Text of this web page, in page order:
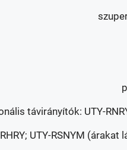
távirányítók: UTY-
UTY-RSNYM